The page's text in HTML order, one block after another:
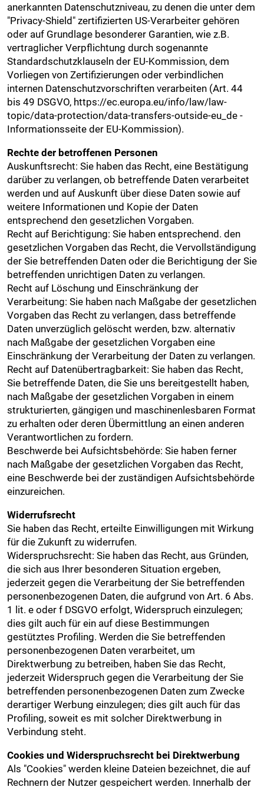
anerkannten Datenschutzniveau, zu denen die unter dem
"Privacy-Shield" zertifizierten US-Verarbeiter gehören
oder auf Grundlage besonderer Garantien, wie z.B.
vertraglicher Verpflichtung durch sogenannte
Standardschutzklauseln der EU-Kommission, dem
Vorliegen von Zertifizierungen oder verbindlichen
internen Datenschutzvorschriften verarbeiten (Art. 44
bis 49 DSGVO, https://ec.europa.eu/info/law/law-
topic/data-protection/data-transfers-outside-eu_de -
Informationsseite der EU-Kommission).
Rechte der betroffenen Personen
Auskunftsrecht: Sie haben das Recht, eine Bestätigung
darüber zu verlangen, ob betreffende Daten verarbeitet
werden und auf Auskunft über diese Daten sowie auf
weitere Informationen und Kopie der Daten
entsprechend den gesetzlichen Vorgaben.
Recht auf Berichtigung: Sie haben entsprechend. den
gesetzlichen Vorgaben das Recht, die Vervollständigung
der Sie betreffenden Daten oder die Berichtigung der Sie
betreffenden unrichtigen Daten zu verlangen.
Recht auf Löschung und Einschränkung der
Verarbeitung: Sie haben nach Maßgabe der gesetzlichen
Vorgaben das Recht zu verlangen, dass betreffende
Daten unverzüglich gelöscht werden, bzw. alternativ
nach Maßgabe der gesetzlichen Vorgaben eine
Einschränkung der Verarbeitung der Daten zu verlangen.
Recht auf Datenübertragbarkeit: Sie haben das Recht,
Sie betreffende Daten, die Sie uns bereitgestellt haben,
nach Maßgabe der gesetzlichen Vorgaben in einem
strukturierten, gängigen und maschinenlesbaren Format
zu erhalten oder deren Übermittlung an einen anderen
Verantwortlichen zu fordern.
Beschwerde bei Aufsichtsbehörde: Sie haben ferner
nach Maßgabe der gesetzlichen Vorgaben das Recht,
eine Beschwerde bei der zuständigen Aufsichtsbehörde
einzureichen.
Widerrufsrecht
Sie haben das Recht, erteilte Einwilligungen mit Wirkung
für die Zukunft zu widerrufen.
Widerspruchsrecht: Sie haben das Recht, aus Gründen,
die sich aus Ihrer besonderen Situation ergeben,
jederzeit gegen die Verarbeitung der Sie betreffenden
personenbezogenen Daten, die aufgrund von Art. 6 Abs.
1 lit. e oder f DSGVO erfolgt, Widerspruch einzulegen;
dies gilt auch für ein auf diese Bestimmungen
gestütztes Profiling. Werden die Sie betreffenden
personenbezogenen Daten verarbeitet, um
Direktwerbung zu betreiben, haben Sie das Recht,
jederzeit Widerspruch gegen die Verarbeitung der Sie
betreffenden personenbezogenen Daten zum Zwecke
derartiger Werbung einzulegen; dies gilt auch für das
Profiling, soweit es mit solcher Direktwerbung in
Verbindung steht.
Cookies und Widerspruchsrecht bei Direktwerbung
Als "Cookies" werden kleine Dateien bezeichnet, die auf
Rechnern der Nutzer gespeichert werden. Innerhalb der